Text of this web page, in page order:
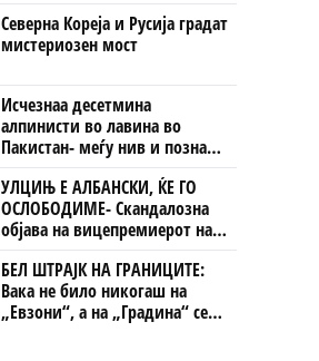
на бизнисменот Марковски
Северна Кореја и Русија градат
мистериозен мост
Исчезнаа десетмина
алпинисти во лавина во
Пакистан- меѓу нив и познат
Непалец
УЛЦИЊ Е АЛБАНСКИ, ЌЕ ГО
ОСЛОБОДИМЕ- Скандалозна
објава на вицепремиерот на
Црна Гора
БЕЛ ШТРАЈК НА ГРАНИЦИТЕ:
Вака не било никогаш на
„Евзони“, а на „Градина“ се